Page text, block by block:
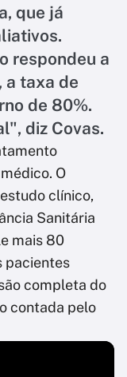
que já
respondeu a
taxa de
de 80%.
diz Covas.
O
clínico,
Sanitária
mais 80
pacientes
completa do
contada pelo